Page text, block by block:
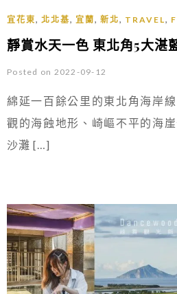
宜花東, 北北基, 宜蘭, 新北, TRAVEL,
靜賞水天一色 東北角5大湛
Posted on 2022-09-12
綿延一百餘公里的東北角海岸
觀的海蝕地形、崎嶇不平的海
沙灘 […]